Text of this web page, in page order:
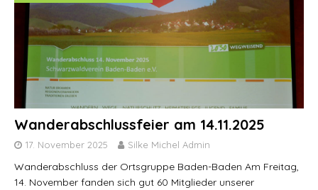
Wanderabschlussfeier am 14.11.2025
17. November 2025 Silke Michel Admin
Wanderabschluss der Ortsgruppe Baden-Baden Am Freitag,
14. November fanden sich gut 60 Mitglieder unserer